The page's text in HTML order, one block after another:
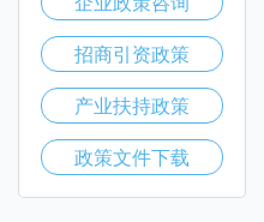
招商引资政策
产业扶持政策
政策文件下载